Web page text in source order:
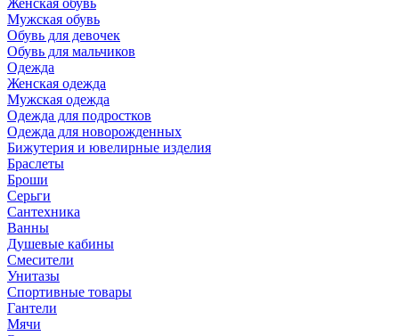
Женская обувь
Мужская обувь
Обувь для девочек
Обувь для мальчиков
Одежда
Женская одежда
Мужская одежда
Одежда для подростков
Одежда для новорожденных
Бижутерия и ювелирные изделия
Браслеты
Броши
Серьги
Сантехника
Ванны
Душевые кабины
Смесители
Унитазы
Спортивные товары
Гантели
Мячи